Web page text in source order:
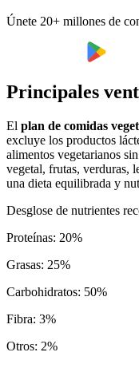
Únete 20+ millones de
Principales
El plan de comidas
excluye los productos
alimentos vegetarianos
vegetal, frutas, verduras,
una dieta equilibrada y
Desglose de nutrientes
Proteínas: 20%
Grasas: 25%
Carbohidratos: 50%
Fibra: 3%
Otros: 2%